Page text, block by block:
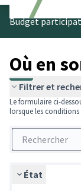
Budget
Où en
Filtrer et
Le formulaire ci-
lorsque les conditions
État